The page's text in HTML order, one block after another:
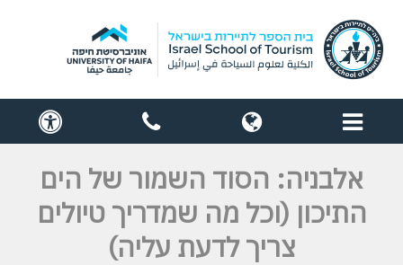
תפריט globe
contact
us
אלבניה: הסוד השמור של הים
התיכון (וכל מה שמדריך טיולים
צריך לדעת עליה)